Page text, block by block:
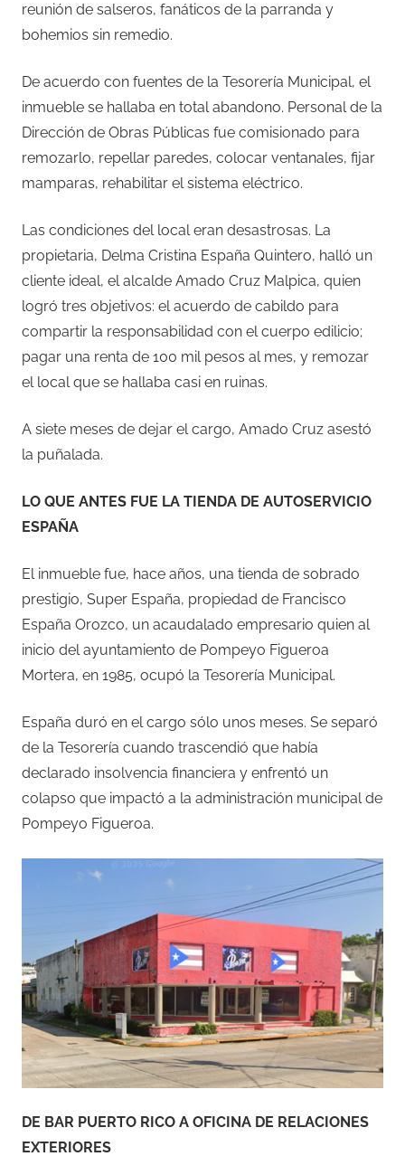
reunión de salseros, fanáticos de la parranda y
bohemios sin remedio.
De acuerdo con fuentes de la Tesorería Municipal, el
inmueble se hallaba en total abandono. Personal de la
Dirección de Obras Públicas fue comisionado para
remozarlo, repellar paredes, colocar ventanales, fijar
mamparas, rehabilitar el sistema eléctrico.
Las condiciones del local eran desastrosas. La
propietaria, Delma Cristina España Quintero, halló un
cliente ideal, el alcalde Amado Cruz Malpica, quien
logró tres objetivos: el acuerdo de cabildo para
compartir la responsabilidad con el cuerpo edilicio;
pagar una renta de 100 mil pesos al mes, y remozar
el local que se hallaba casi en ruinas.
A siete meses de dejar el cargo, Amado Cruz asestó
la puñalada.
LO QUE ANTES FUE LA TIENDA DE AUTOSERVICIO
ESPAÑA
El inmueble fue, hace años, una tienda de sobrado
prestigio, Super España, propiedad de Francisco
España Orozco, un acaudalado empresario quien al
inicio del ayuntamiento de Pompeyo Figueroa
Mortera, en 1985, ocupó la Tesorería Municipal.
España duró en el cargo sólo unos meses. Se separó
de la Tesorería cuando trascendió que había
declarado insolvencia financiera y enfrentó un
colapso que impactó a la administración municipal de
Pompeyo Figueroa.
DE BAR PUERTO RICO A OFICINA DE RELACIONES
EXTERIORES